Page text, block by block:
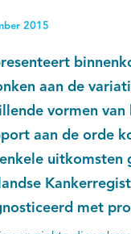
2015
aan de
vormen
aan de orde
uitkomsten
met